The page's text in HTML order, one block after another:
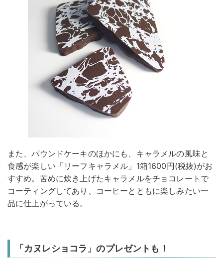
また、パウンドケーキのほかにも、キャラメルの風味と
食感が楽しい「リーフキャラメル」1箱1600円(税抜)がお
すすめ。苦めに炊き上げたキャラメルをチョコレートで
コーティングしてあり、コーヒーとともに楽しみたい一
品に仕上がっている。
「カヌレショコラ」のプレゼントも！